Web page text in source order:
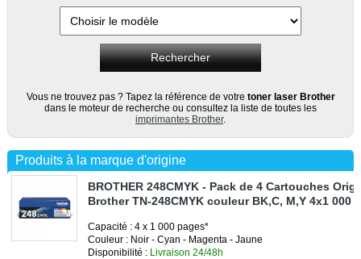
Vous ne trouvez pas ? Tapez la référence de votre toner laser Brother
dans le moteur de recherche ou consultez la liste de toutes les
imprimantes Brother.
Produits à la marque d'origine
BROTHER 248CMYK - Pack de 4 Cartouches
Brother TN-248CMYK couleur BK,C, M,Y 4x1 000
Capacité : 4 x 1 000 pages*
Couleur : Noir - Cyan - Magenta - Jaune
Disponibilité : Livraison 24/48h